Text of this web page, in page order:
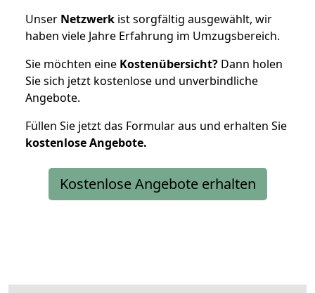
Unser Netzwerk ist sorgfältig ausgewählt, wir
haben viele Jahre Erfahrung im Umzugsbereich.
Sie möchten eine Kostenübersicht? Dann holen
Sie sich jetzt kostenlose und unverbindliche
Angebote.
Füllen Sie jetzt das Formular aus und erhalten Sie
kostenloseAngebote.
Kostenlose Angebote erhalten